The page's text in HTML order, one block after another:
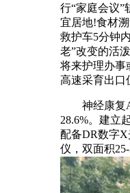
行“家庭会议”
宜居地!食材
救护车5分钟
老”改变的活
将来护理办事
高速采育出口
神经康复
28.6%。建立
配备DR数字
仪，双面积25-